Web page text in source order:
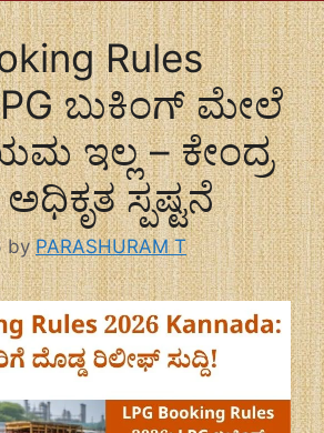
Rules
ಬುಕಿಂಗ್ ಮೇಲೆ
ಇಲ್ಲ – ಕೇಂದ್ರ
ಸ್ಪಷ್ಟನೆ
byPARASHURAM T